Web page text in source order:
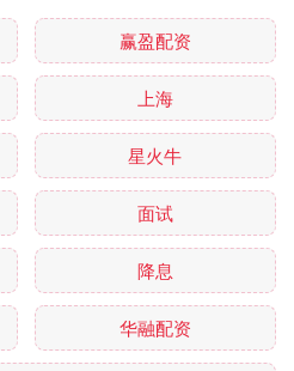
赢盈配资
上海
星火牛
面试
降息
华融配资